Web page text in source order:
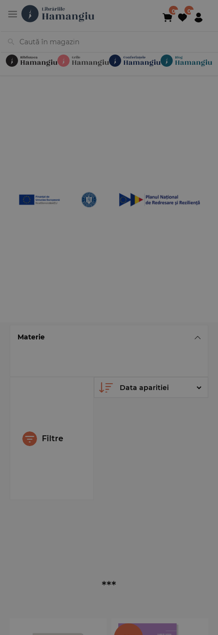
Materie
Filtre
***